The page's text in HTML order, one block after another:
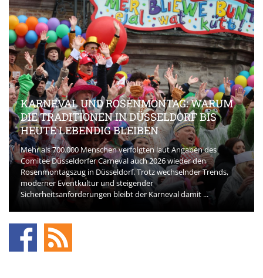
KARNEVAL UND ROSENMONTAG: WARUM
DIE TRADITIONEN IN DÜSSELDORF BIS
HEUTE LEBENDIG BLEIBEN
Mehr als 700.000 Menschen verfolgten laut Angaben des
Comitee Düsseldorfer Carneval auch 2026 wieder den
Rosenmontagszug in Düsseldorf. Trotz wechselnder Trends,
moderner Eventkultur und steigender
Sicherheitsanforderungen bleibt der Karneval damit ...